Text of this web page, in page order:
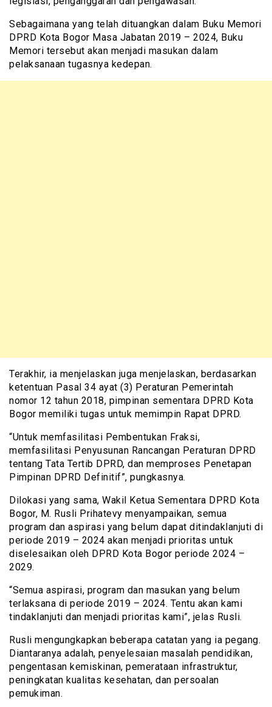
Sebagaimana yang telah dituangkan dalam Buku Memori
DPRD Kota Bogor Masa Jabatan 2019 – 2024, Buku
Memori tersebut akan menjadi masukan dalam
pelaksanaan tugasnya kedepan.
Terakhir, ia menjelaskan juga menjelaskan, berdasarkan
ketentuan Pasal 34 ayat (3) Peraturan Pemerintah
nomor 12 tahun 2018, pimpinan sementara DPRD Kota
Bogor memiliki tugas untuk memimpin Rapat DPRD.
“Untuk memfasilitasi Pembentukan Fraksi,
memfasilitasi Penyusunan Rancangan Peraturan DPRD
tentang Tata Tertib DPRD, dan memproses Penetapan
Pimpinan DPRD Definitif”, pungkasnya.
Dilokasi yang sama, Wakil Ketua Sementara DPRD Kota
Bogor, M. Rusli Prihatevy menyampaikan, semua
program dan aspirasi yang belum dapat ditindaklanjuti di
periode 2019 – 2024 akan menjadi prioritas untuk
diselesaikan oleh DPRD Kota Bogor periode 2024 –
2029.
“Semua aspirasi, program dan masukan yang belum
terlaksana di periode 2019 – 2024. Tentu akan kami
tindaklanjuti dan menjadi prioritas kami”, jelas Rusli.
Rusli mengungkapkan beberapa catatan yang ia pegang.
Diantaranya adalah, penyelesaian masalah pendidikan,
pengentasan kemiskinan, pemerataan infrastruktur,
peningkatan kualitas kesehatan, dan persoalan
pemukiman.